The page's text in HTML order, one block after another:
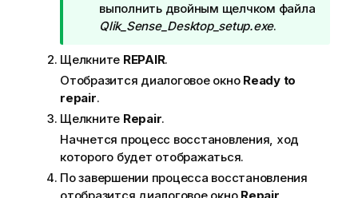
р
и
е
ч
н
п
выполнить двойным щелчком файла
Qlik_Sense_Desktop_setup.exe.
Щелкните REPAIR.
Отобразится диалоговое окно Ready to
repair.
Щелкните Repair.
Начнется процесс восстановления, ход
которого будет отображаться.
По завершении процесса восстановления